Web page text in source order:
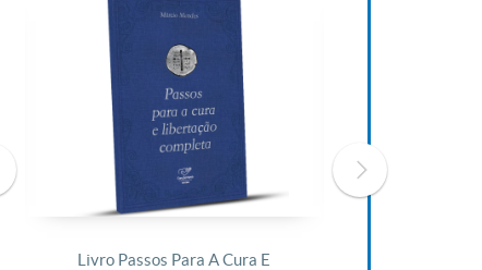
Livro Passos Para A Cura E